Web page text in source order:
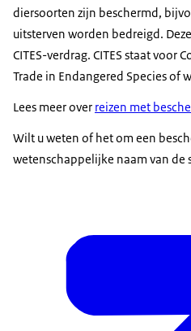
diersoorten zijn beschermd,
uitsterven worden bedreigd.
CITES-verdrag. CITES staat
Trade in Endangered Species of
Lees meer over reizen met
Wilt u weten of het om een
wetenschappelijke naam van de